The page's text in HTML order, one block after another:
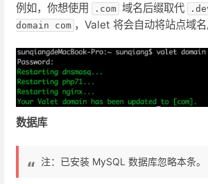
例如，你想使用 .com 域名后缀取代
domain com ，Valet 将会自动将站点域
数据库
注：已安装 MySQL 数据库忽略本条。